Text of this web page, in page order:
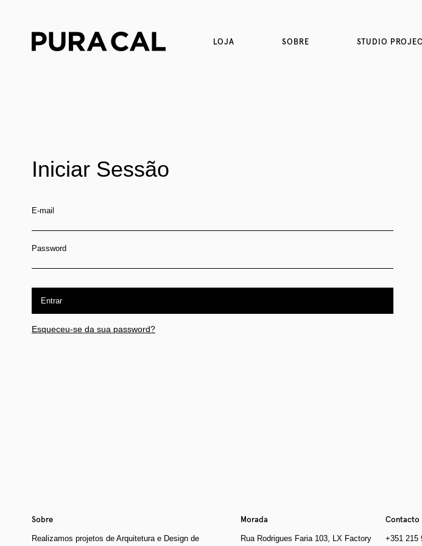
LOJA SOBRE STUDIO
Iniciar Sessão
E-mail
Password
Entrar
Esqueceu-se da sua password?
Sobre
Realizamos projetos de Arquitetura e Design de
Morada
Rua Rodrigues Faria 103, LX Factory
Contacto
+351 215